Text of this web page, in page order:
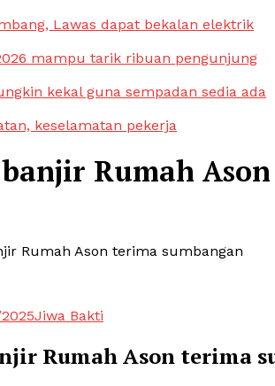
Lawas dapat bekalan elektrik
mampu tarik ribuan pengunjung
kekal guna sempadan sedia ada
keselamatan pekerja
Rumah
Rumah Ason terima sumbangan
Jiwa Bakti
Rumah Ason terima